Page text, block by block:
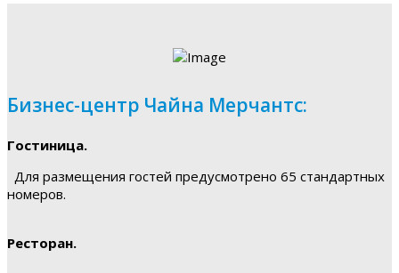
Бизнес-центр Чайна Мерчантс:
Гостиница.
Для размещения гостей предусмотрено 65 стандартных
номеров.
Ресторан.